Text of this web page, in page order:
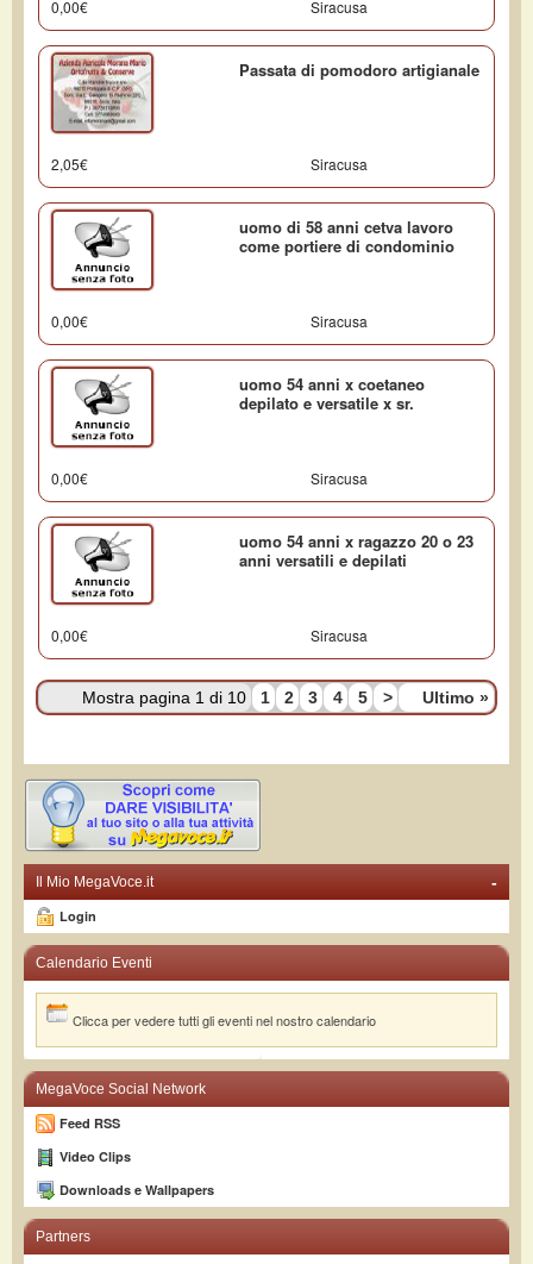
0,00€ Siracusa
Passata di pomodoro artigianale
2,05€ Siracusa
uomo di 58 anni cetva lavoro
come portiere di condominio
0,00€ Siracusa
uomo 54 anni x coetaneo
depilato e versatile x sr.
0,00€ Siracusa
uomo 54 anni x ragazzo 20 o 23
anni versatili e depilati
0,00€ Siracusa
Mostra pagina 1 di 10 1 2 3 4 5 > Ultimo »
-
Il Mio MegaVoce.it
Login
Calendario Eventi
Clicca per vedere tutti gli eventi nel nostro calendario
MegaVoce Social Network
Feed RSS
Video Clips
Downloads e Wallpapers
Partners